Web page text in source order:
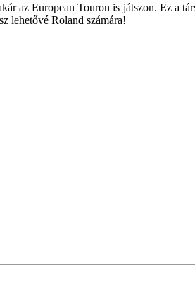
az European Touron is játszon. Ez a
lehetővé Roland számára!